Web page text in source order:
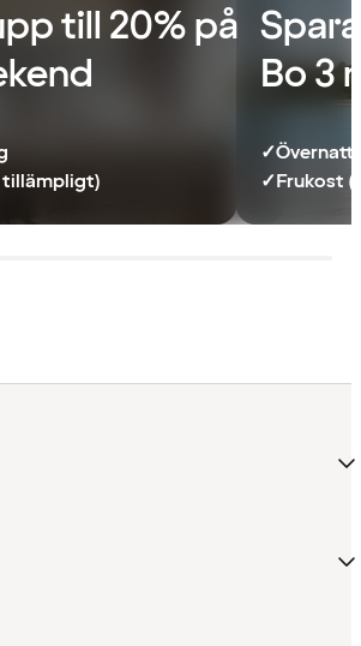
till 20% på
tillämpligt)
Bo 3
✓
✓Frukost